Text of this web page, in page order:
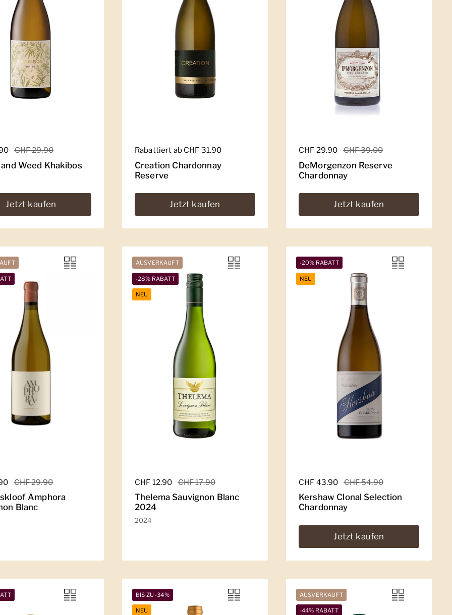
Preis
Sale-Preis
CHF 29.90
Weed Khakibos
Jetzt kaufen
Regulärer Preis
Rabattiert ab CHF 31.90
Creation Chardonnay
Reserve
Jetzt kaufen
Regulärer Preis
CHF 29.90 Sale-Preis
CHF 39.00
DeMorgenzon Reserve
Chardonnay
Jetzt kaufen
Preis
Sale-Preis
CHF 29.90
Amphora
Blanc
Regulärer Preis
CHF 12.90 Sale-Preis
CHF 17.90
Thelema Sauvignon Blanc
2024
2024
AUSVERKAUFT
-28% RABATT
NEU
Regulärer Preis
CHF 43.90 Sale-Preis
CHF 54.90
Kershaw Clonal Selection
Chardonnay
Jetzt kaufen
-20% RABATT
NEU
BIS ZU -34%
NEU
AUSVERKAUFT
-44% RABATT